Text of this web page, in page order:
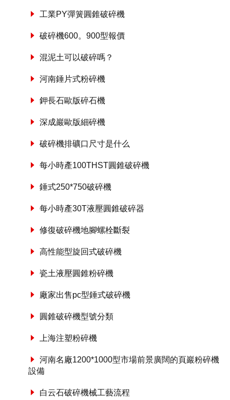
工業PY彈簧圓錐破碎機
破碎機600。900型報價
混泥土可以破碎嗎？
河南錘片式粉碎機
鉀長石歐版碎石機
深成巖歐版細碎機
破碎機排礦口尺寸是什么
每小時產100THST圓錐破碎機
錘式250*750破碎機
每小時產30T液壓圓錐破碎器
修復破碎機地腳螺栓斷裂
高性能型旋回式破碎機
瓷土液壓圓錐粉碎機
廠家出售pc型錘式破碎機
圓錐破碎機型號分類
上海注塑粉碎機
河南名廠1200*1000型市場前景廣闊的頁巖粉碎機
設備
白云石破碎機械工藝流程